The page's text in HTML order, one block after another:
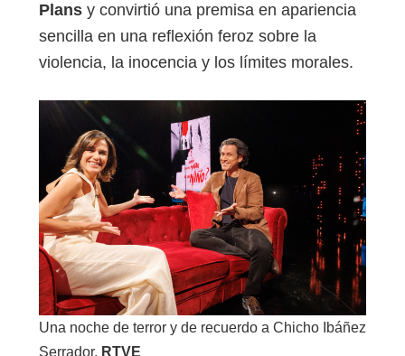
Plans y convirtió una premisa en apariencia
sencilla en una reflexión feroz sobre la
violencia, la inocencia y los límites morales.
Una noche de terror y de recuerdo a Chicho Ibáñez
Serrador. RTVE